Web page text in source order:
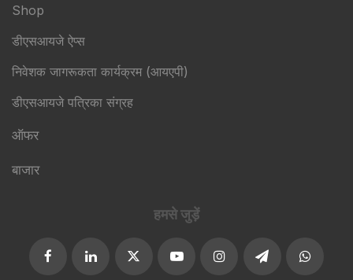
Shop
डीएसआयजे ऐप्स
निवेशक जागरूकता कार्यक्रम (आयएपी)
डीएसआयजे पत्रिका संग्रह
ऑफर
बाजार
हमसे जुड़ें